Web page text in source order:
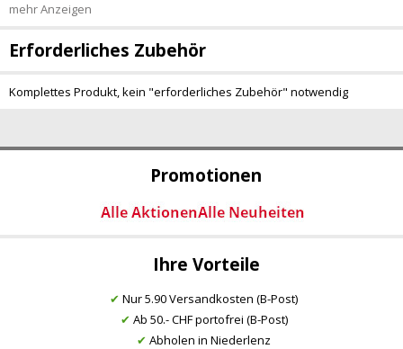
Promotionen
Ihre Vorteile
✔ Nur 5.90 Versandkosten (B-Post)
✔ Ab 50.- CHF portofrei (B-Post)
✔ Abholen in Niederlenz
mehr Anzeigen
Erforderliches Zubehör
Komplettes Produkt, kein "erforderliches Zubehör" notwendig